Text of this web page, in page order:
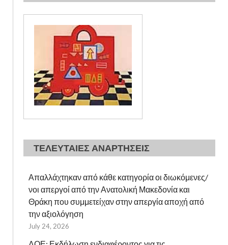
ΤΕΛΕΥΤΑΙΕΣ ΑΝΑΡΤΗΣΕΙΣ
Απαλλάχτηκαν από κάθε κατηγορία οι διωκόμενες/
νοι απεργοί από την Ανατολική Μακεδονία και
Θράκη που συμμετείχαν στην απεργία αποχή από
την αξιολόγηση
July 24, 2026